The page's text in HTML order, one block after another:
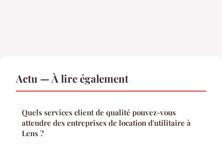
Actu — À lire également
Quels services client de qualité pouvez-vous
attendre des entreprises de location d'utilitaire à
Lens ?